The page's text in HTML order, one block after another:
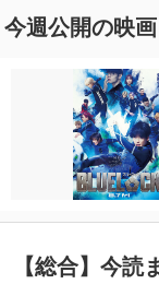
今週公開の映画
【総合】今読